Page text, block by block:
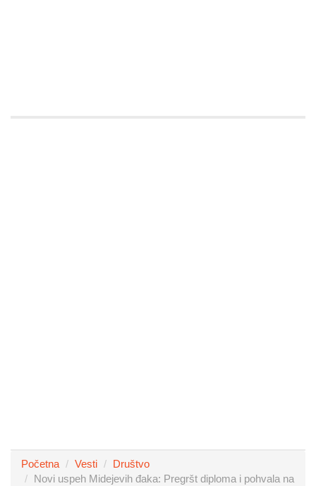
Početna Vesti
Društvo
Novi uspeh Midejevih đaka: Pregršt diploma i pohvala na